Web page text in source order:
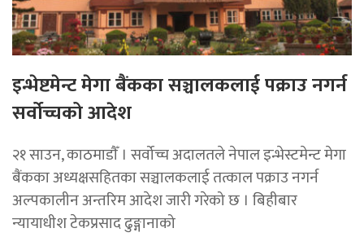
इन्भेष्टमेन्ट मेगा बैंकका सञ्चालकलाई पक्राउ नगर्न
सर्वोच्चको आदेश
२१ साउन, काठमाडाैँ । सर्वोच्च अदालतले नेपाल इन्भेस्टमेन्ट मेगा
बैंकका अध्यक्षसहितका सञ्चालकलाई तत्काल पक्राउ नगर्न
अल्पकालीन अन्तरिम आदेश जारी गरेको छ । बिहीबार
न्यायाधीश टेकप्रसाद ढुङ्गानाको